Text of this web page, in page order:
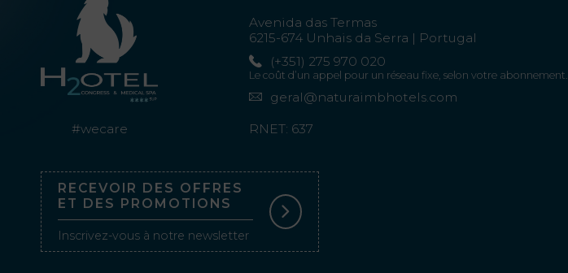
#wecare
Avenida das Termas
6215-674 Unhais da Serra | Portugal
(+351) 275 970 020
Le coût d’un appel pour un réseau fixe, selon votre abonnement.
geral@naturaimbhotels.com
RNET: 637
RECEVOIR DES OFFRES
ET DES PROMOTIONS
Inscrivez-vous à notre newsletter